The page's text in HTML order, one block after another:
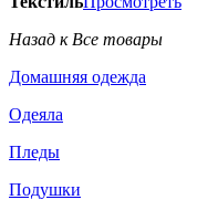
Назад к Все товары
Домашняя одежда
Одеяла
Пледы
Подушки